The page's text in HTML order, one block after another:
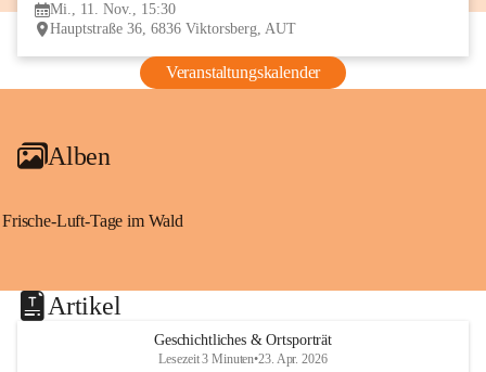
Mi., 11. Nov., 15:30
Hauptstraße 36, 6836 Viktorsberg, AUT
Veranstaltungskalender
Alben
Frische-Luft-Tage im Wald
Artikel
Geschichtliches & Ortsporträt
Lesezeit 3 Minuten•23. Apr. 2026